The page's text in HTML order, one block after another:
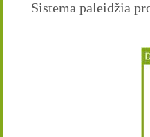
Sistema paleidžia